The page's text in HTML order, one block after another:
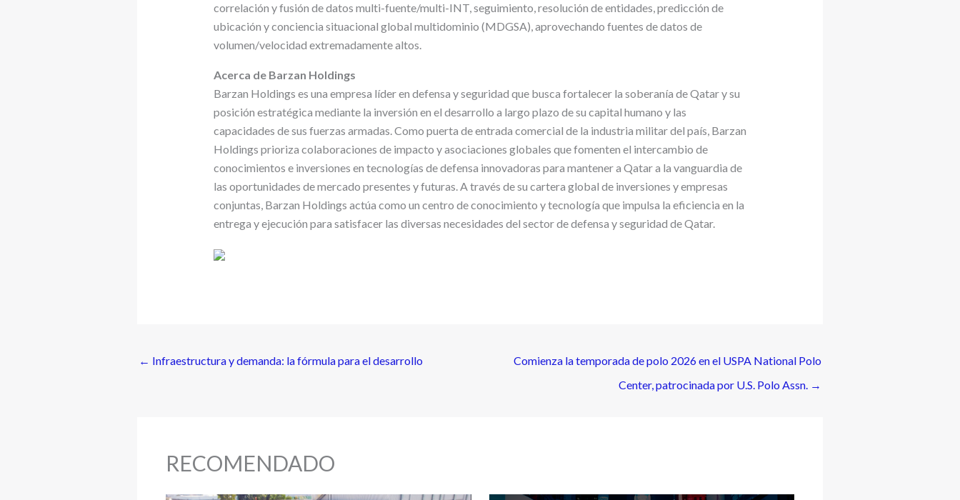
correlación y fusión de datos multi-fuente/multi-INT, seguimiento, resolución de entidades, predicción de
ubicación y conciencia situacional global multidominio (MDGSA), aprovechando fuentes de datos de
volumen/velocidad extremadamente altos.
Acerca de Barzan Holdings
Barzan Holdings es una empresa líder en defensa y seguridad que busca fortalecer la soberanía de Qatar y su
posición estratégica mediante la inversión en el desarrollo a largo plazo de su capital humano y las
capacidades de sus fuerzas armadas. Como puerta de entrada comercial de la industria militar del país, Barzan
Holdings prioriza colaboraciones de impacto y asociaciones globales que fomenten el intercambio de
conocimientos e inversiones en tecnologías de defensa innovadoras para mantener a Qatar a la vanguardia de
las oportunidades de mercado presentes y futuras. A través de su cartera global de inversiones y empresas
conjuntas, Barzan Holdings actúa como un centro de conocimiento y tecnología que impulsa la eficiencia en la
entrega y ejecución para satisfacer las diversas necesidades del sector de defensa y seguridad de Qatar.
← Infraestructura y demanda: la fórmula para el desarrollo
Comienza la temporada de polo 2026 en el USPA National Polo
Center, patrocinada por U.S. Polo Assn. →
RECOMENDADO